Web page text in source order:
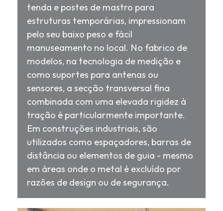
tenda e postes de mastro para
estruturas temporárias, impressionam
pelo seu baixo peso e fácil
manuseamento no local. No fabrico de
modelos, na tecnologia de medição e
como suportes para antenas ou
sensores, a secção transversal fina
combinada com uma elevada rigidez à
tração é particularmente importante.
Em construções industriais, são
utilizados como espaçadores, barras de
distância ou elementos de guia - mesmo
em áreas onde o metal é excluído por
razões de design ou de segurança.